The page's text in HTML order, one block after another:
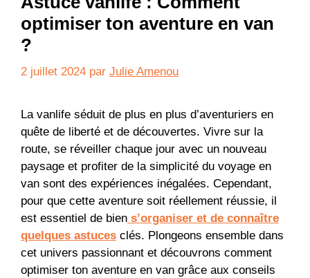
optimiser ton aventure en van
?
2 juillet 2024 par Julie Amenou
La vanlife séduit de plus en plus d’aventuriers en
quête de liberté et de découvertes. Vivre sur la
route, se réveiller chaque jour avec un nouveau
paysage et profiter de la simplicité du voyage en
van sont des expériences inégalées. Cependant,
pour que cette aventure soit réellement réussie, il
est essentiel de bien s’organiser et de connaître
quelques astuces clés. Plongeons ensemble dans
cet univers passionnant et découvrons comment
optimiser ton aventure en van grâce aux conseils